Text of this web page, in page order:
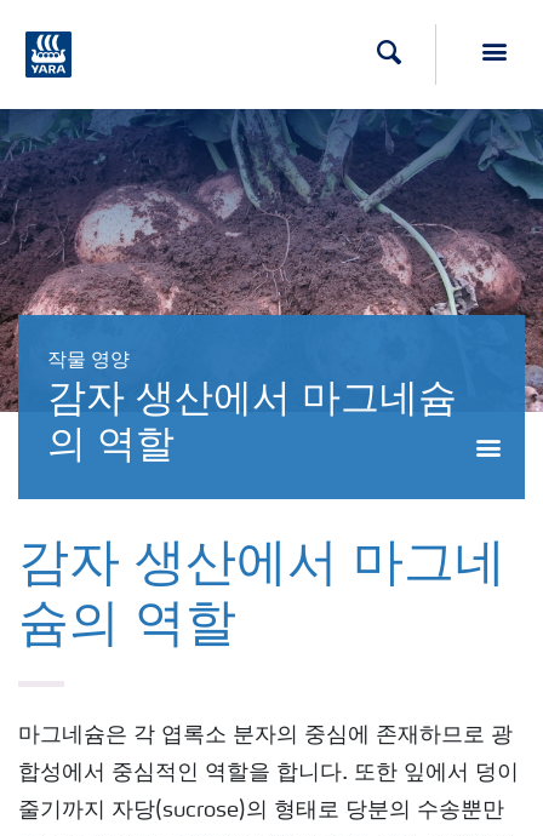
검색
작물 영양
감자 생산에서 마그네슘
의 역할
감자 생산에서 마그네
슘의 역할
마그네슘은 각 엽록소 분자의 중심에 존재하므로 광
합성에서 중심적인 역할을 합니다. 또한 잎에서 덩이
줄기까지 자당(sucrose)의 형태로 당분의 수송뿐만